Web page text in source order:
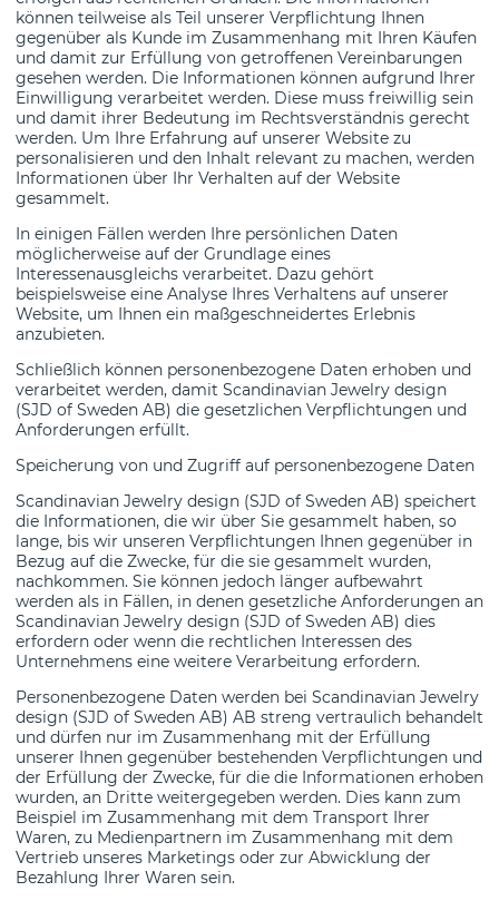
können teilweise als Teil unserer Verpflichtung Ihnen
gegenüber als Kunde im Zusammenhang mit Ihren Käufen
und damit zur Erfüllung von getroffenen Vereinbarungen
gesehen werden. Die Informationen können aufgrund Ihrer
Einwilligung verarbeitet werden. Diese muss freiwillig sein
und damit ihrer Bedeutung im Rechtsverständnis gerecht
werden. Um Ihre Erfahrung auf unserer Website zu
personalisieren und den Inhalt relevant zu machen, werden
Informationen über Ihr Verhalten auf der Website
gesammelt.
In einigen Fällen werden Ihre persönlichen Daten
möglicherweise auf der Grundlage eines
Interessenausgleichs verarbeitet. Dazu gehört
beispielsweise eine Analyse Ihres Verhaltens auf unserer
Website, um Ihnen ein maßgeschneidertes Erlebnis
anzubieten.
Schließlich können personenbezogene Daten erhoben und
verarbeitet werden, damit Scandinavian Jewelry design
(SJD of Sweden AB) die gesetzlichen Verpflichtungen und
Anforderungen erfüllt.
Speicherung von und Zugriff auf personenbezogene Daten
Scandinavian Jewelry design (SJD of Sweden AB) speichert
die Informationen, die wir über Sie gesammelt haben, so
lange, bis wir unseren Verpflichtungen Ihnen gegenüber in
Bezug auf die Zwecke, für die sie gesammelt wurden,
nachkommen. Sie können jedoch länger aufbewahrt
werden als in Fällen, in denen gesetzliche Anforderungen an
Scandinavian Jewelry design (SJD of Sweden AB) dies
erfordern oder wenn die rechtlichen Interessen des
Unternehmens eine weitere Verarbeitung erfordern.
Personenbezogene Daten werden bei Scandinavian Jewelry
design (SJD of Sweden AB) AB streng vertraulich behandelt
und dürfen nur im Zusammenhang mit der Erfüllung
unserer Ihnen gegenüber bestehenden Verpflichtungen und
der Erfüllung der Zwecke, für die die Informationen erhoben
wurden, an Dritte weitergegeben werden. Dies kann zum
Beispiel im Zusammenhang mit dem Transport Ihrer
Waren, zu Medienpartnern im Zusammenhang mit dem
Vertrieb unseres Marketings oder zur Abwicklung der
Bezahlung Ihrer Waren sein.